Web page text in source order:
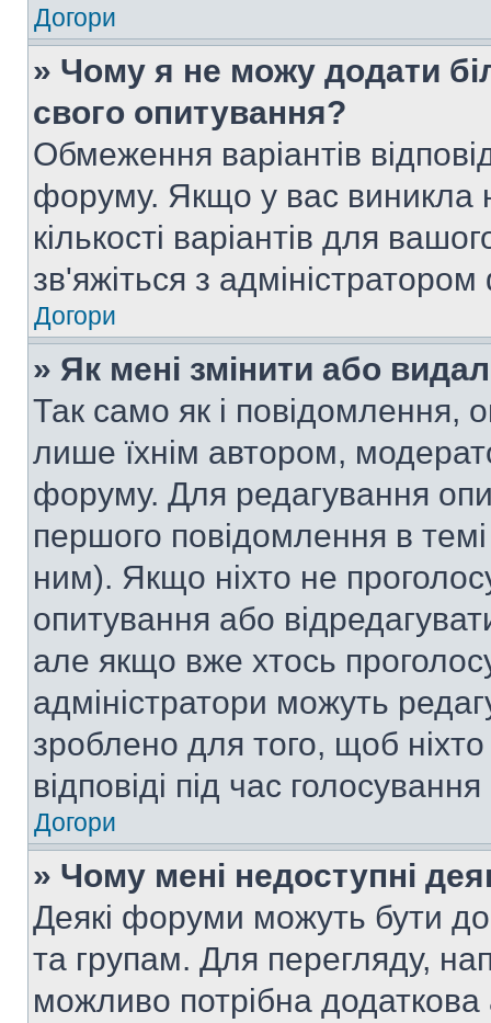
Догори
» Чому я не можу додати
свого опитування?
Обмеження варіантів
форуму. Якщо у вас виникла
кількості варіантів для
зв'яжіться з
Догори
» Як мені змінити або
Так само як і повідомлення,
лише їхнім автором,
форуму. Для редагування
першого повідомлення в
ним). Якщо ніхто не
опитування або
але якщо вже хтось
адміністратори можуть
зроблено для того, щоб
відповіді під час голосування
Догори
» Чому мені недоступні
Деякі форуми можуть бути
та групам. Для перегляду,
можливо потрібна